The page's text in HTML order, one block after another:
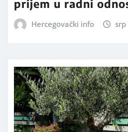
prijem u radni
Hercegovački info srp